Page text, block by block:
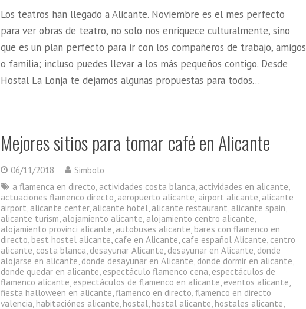
Los teatros han llegado a Alicante. Noviembre es el mes perfecto
para ver obras de teatro, no solo nos enriquece culturalmente, sino
que es un plan perfecto para ir con los compañeros de trabajo, amigos
o familia; incluso puedes llevar a los más pequeños contigo. Desde
Hostal La Lonja te dejamos algunas propuestas para todos…
Mejores sitios para tomar café en Alicante
06/11/2018
Simbolo
a flamenca en directo, actividades costa blanca, actividades en alicante,
actuaciones flamenco directo, aeropuerto alicante, airport alicante, alicante
airport, alicante center, alicante hotel, alicante restaurant, alicante spain,
alicante turism, alojamiento alicante, alojamiento centro alicante,
alojamiento provinci alicante, autobuses alicante, bares con flamenco en
directo, best hostel alicante, cafe en Alicante, cafe español Alicante, centro
alicante, costa blanca, desayunar Alicante, desayunar en Alicante, donde
alojarse en alicante, donde desayunar en Alicante, donde dormir en alicante,
donde quedar en alicante, espectáculo flamenco cena, espectáculos de
flamenco alicante, espectáculos de flamenco en alicante, eventos alicante,
fiesta halloween en alicante,flamenco en directo,flamenco en directo
valencia, habitaciónes alicante, hostal, hostal alicante, hostales alicante,